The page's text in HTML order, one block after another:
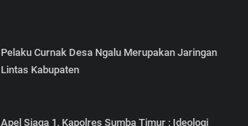
Pelaku Curnak Desa Ngalu Merupakan Jaringan
Lintas Kabupaten
Apel Siaga 1, Kapolres Sumba Timur : Ideologi